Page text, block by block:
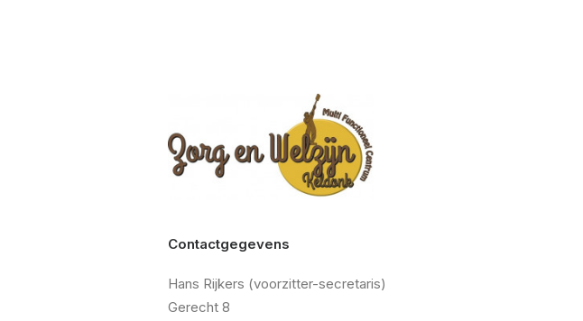
Contactgegevens
Hans Rijkers (voorzitter-secretaris)
Gerecht 8